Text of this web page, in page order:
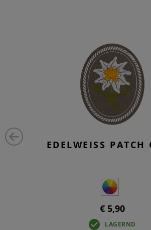
EDELWEISS PATCH
€ 5,90
LAGERND